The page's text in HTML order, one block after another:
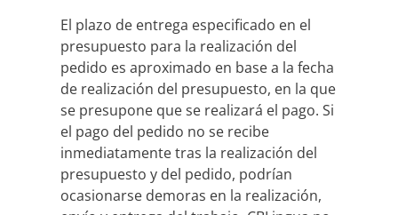
El plazo de entrega especificado en el
presupuesto para la realización del
pedido es aproximado en base a la fecha
de realización del presupuesto, en la que
se presupone que se realizará el pago. Si
el pago del pedido no se recibe
inmediatamente tras la realización del
presupuesto y del pedido, podrían
ocasionarse demoras en la realización,